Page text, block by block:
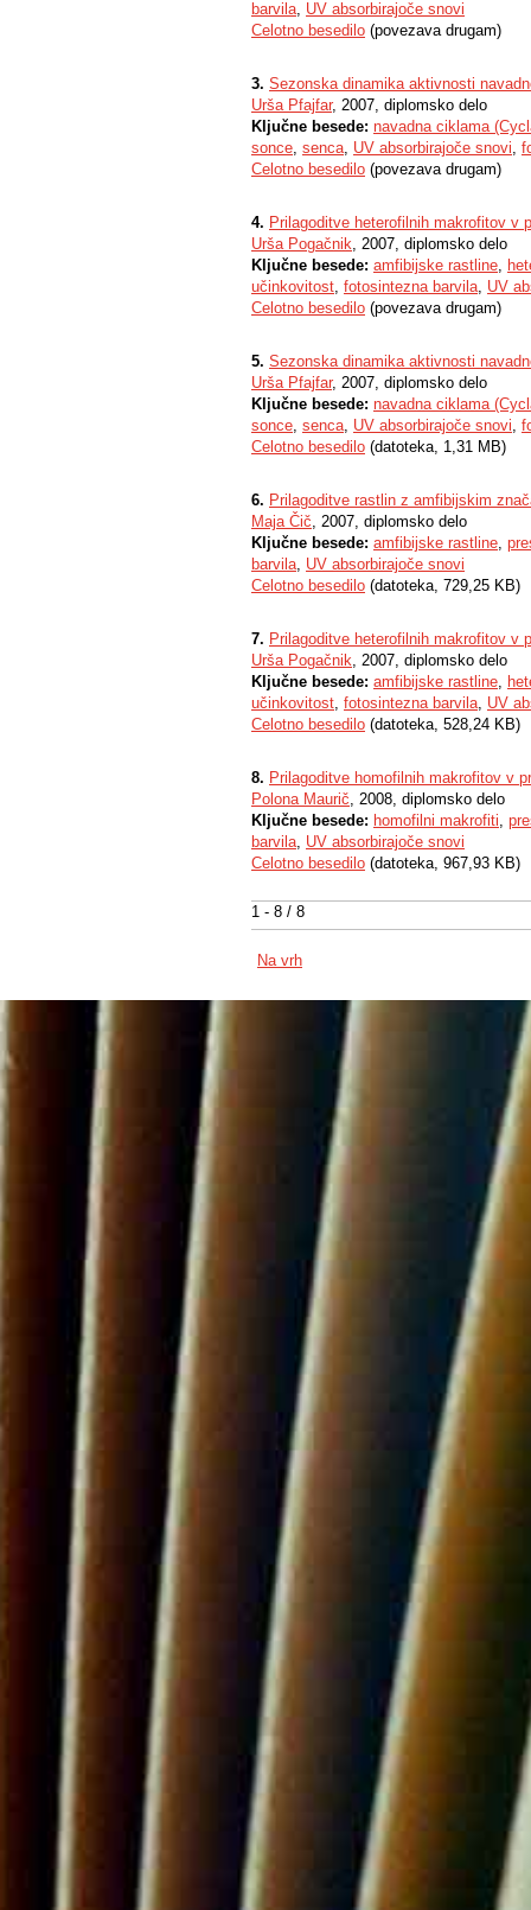
1 - 8 / 8
barvila, UV absorbirajoče snovi
Celotno besedilo (povezava drugam)
3. Sezonska dinamika aktivnosti
Urša Pfajfar, 2007, diplomsko delo
Ključne besede: navadna ciklama
sonce, senca, UV absorbirajoče snovi,
Celotno besedilo (povezava drugam)
4. Prilagoditve heterofilnih makrofitov v
Urša Pogačnik, 2007, diplomsko delo
Ključne besede: amfibijske rastline,
učinkovitost, fotosintezna barvila, UV
Celotno besedilo (povezava drugam)
5. Sezonska dinamika aktivnosti
Urša Pfajfar, 2007, diplomsko delo
Ključne besede: navadna ciklama
sonce, senca, UV absorbirajoče snovi,
Celotno besedilo (datoteka, 1,31 MB)
6. Prilagoditve rastlin z amfibijskim
Maja Čič, 2007, diplomsko delo
Ključne besede: amfibijske rastline,
barvila, UV absorbirajoče snovi
Celotno besedilo (datoteka, 729,25 KB)
7. Prilagoditve heterofilnih makrofitov v
Urša Pogačnik, 2007, diplomsko delo
Ključne besede: amfibijske rastline,
učinkovitost, fotosintezna barvila, UV
Celotno besedilo (datoteka, 528,24 KB)
8. Prilagoditve homofilnih makrofitov v
Polona Maurič, 2008, diplomsko delo
Ključne besede: homofilni makrofiti,
barvila, UV absorbirajoče snovi
Celotno besedilo (datoteka, 967,93 KB)
Na vrh